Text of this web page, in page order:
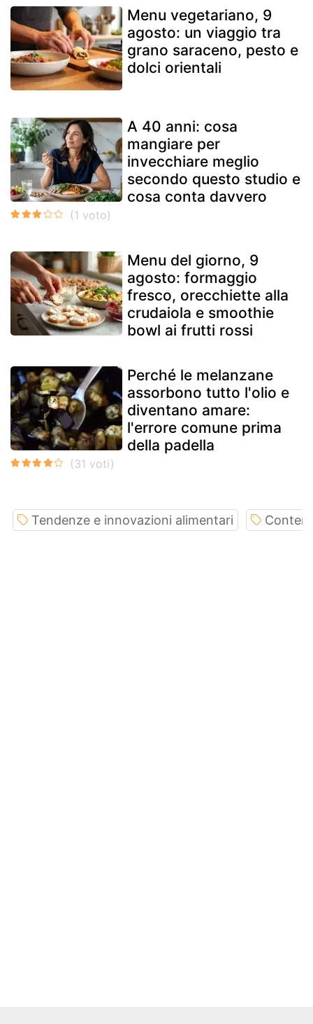
Menu vegetariano, 9
agosto: un viaggio tra
grano saraceno, pesto e
dolci orientali
A 40 anni: cosa
mangiare per
invecchiare meglio
secondo questo studio e
cosa conta davvero
Menu del giorno, 9
agosto: formaggio
fresco, orecchiette alla
crudaiola e smoothie
bowl ai frutti rossi
Perché le melanzane
assorbono tutto l'olio e
diventano amare:
l'errore comune prima
della padella
Tendenze e innovazioni alimentari